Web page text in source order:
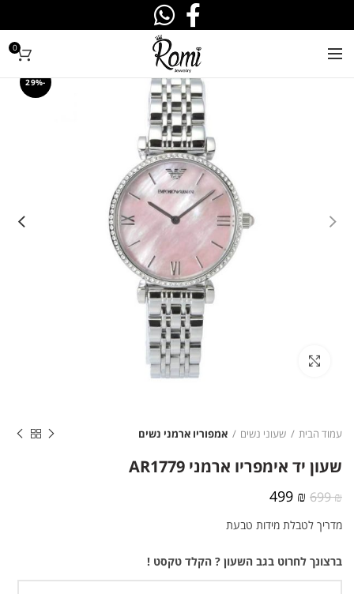
0
-29%
עמוד הבית שעוני נשים אמפוריו ארמני נשים
שעון יד אימפריו ארמני AR1779
699₪
המחיר
היה:
499 ₪
המחיר
הוא:
מדריך לטבלת מידות טבעת
ברצונך לחרוט בגב השעון ? הקלד טקסט !